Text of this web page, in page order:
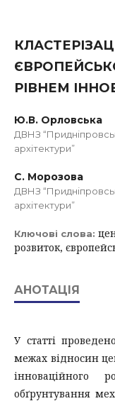
РІВНЕМ
Ю.В. Орловська
ДВНЗ
архітектури”
С. Морозова
ДВНЗ
архітектури”
Ключові слова:
розвиток,
АНОТАЦІЯ
У статті
межах відносин
обґрунтування